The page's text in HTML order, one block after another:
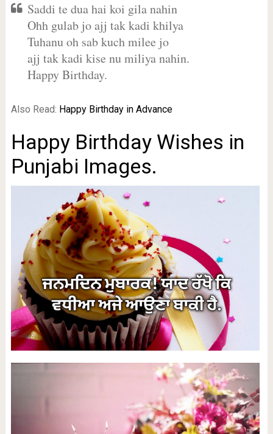
Saddi te dua hai koi gila nahin
Ohh gulab jo ajj tak kadi khilya
Tuhanu oh sab kuch milee jo
ajj tak kadi kise nu miliya nahin.
Happy Birthday.
Also Read: Happy Birthday in Advance
Happy Birthday Wishes in
Punjabi Images.